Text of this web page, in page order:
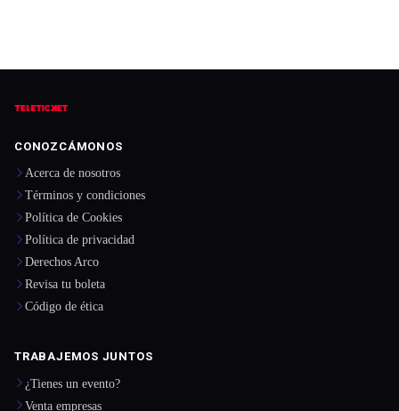
CONOZCÁMONOS
Acerca de nosotros
Términos y condiciones
Política de Cookies
Política de privacidad
Derechos Arco
Revisa tu boleta
Código de ética
TRABAJEMOS JUNTOS
¿Tienes un evento?
Venta empresas